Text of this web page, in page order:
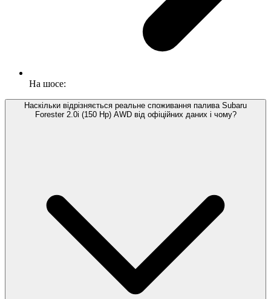
На шосе:
Наскільки відрізняється реальне споживання палива Subaru
Forester 2.0i (150 Hp) AWD від офіційних даних і чому?